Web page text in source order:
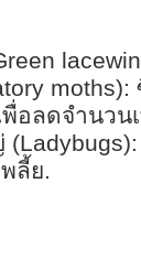
อลดจำนวน
ลี้ย.